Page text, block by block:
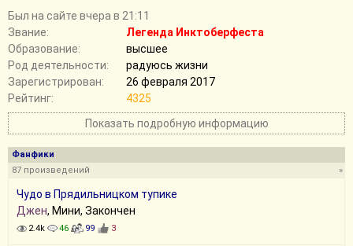
Был на сайте вчера в 21:11
Звание:
Легенда Инктоберфеста
Образование:
высшее
Род деятельности:
радуюсь жизни
Зарегистрирован:
26 февраля 2017
Рейтинг:
4325
Показать подробную информацию
Фанфики
87 произведений
»
Чудо в Прядильницком тупике
Джен, Мини, Закончен
2.4k 46 99 3